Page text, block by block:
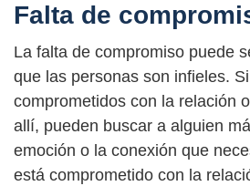
Falta de
La falta de compromiso puede
que las personas son infieles.
comprometidos con la relación
allí, pueden buscar a alguien
emoción o la conexión que
está comprometido con la